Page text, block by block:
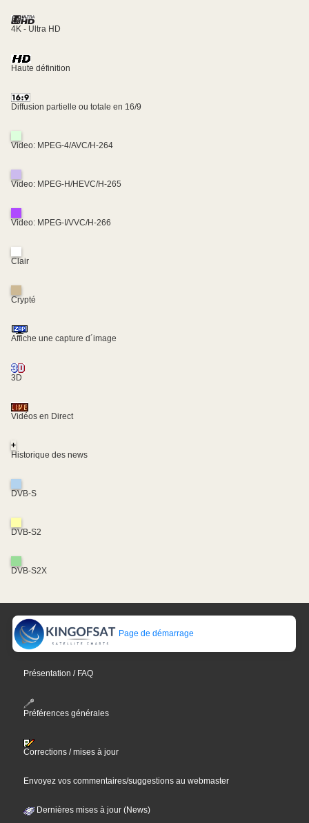
4K - Ultra HD
Haute définition
Diffusion partielle ou totale en 16/9
Video: MPEG-4/AVC/H-264
Video: MPEG-H/HEVC/H-265
Video: MPEG-I/VVC/H-266
Clair
Crypté
Affiche une capture d´image
3D
Vidéos en Direct
+
Historique des news
DVB-S
DVB-S2
DVB-S2X
Page de démarrage
Présentation / FAQ
Préférences générales
Corrections / mises à jour
Envoyez vos commentaires/suggestions au webmaster
Dernières mises à jour (News)